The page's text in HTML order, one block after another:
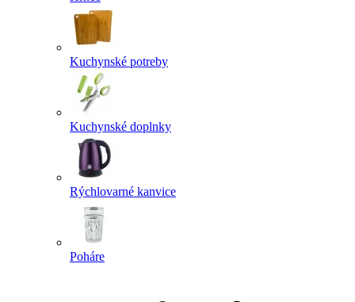
Kuchynské potreby
Kuchynské doplnky
Rýchlovarné kanvice
Poháre